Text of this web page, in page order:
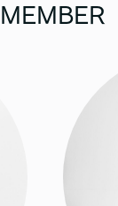
MEMBER